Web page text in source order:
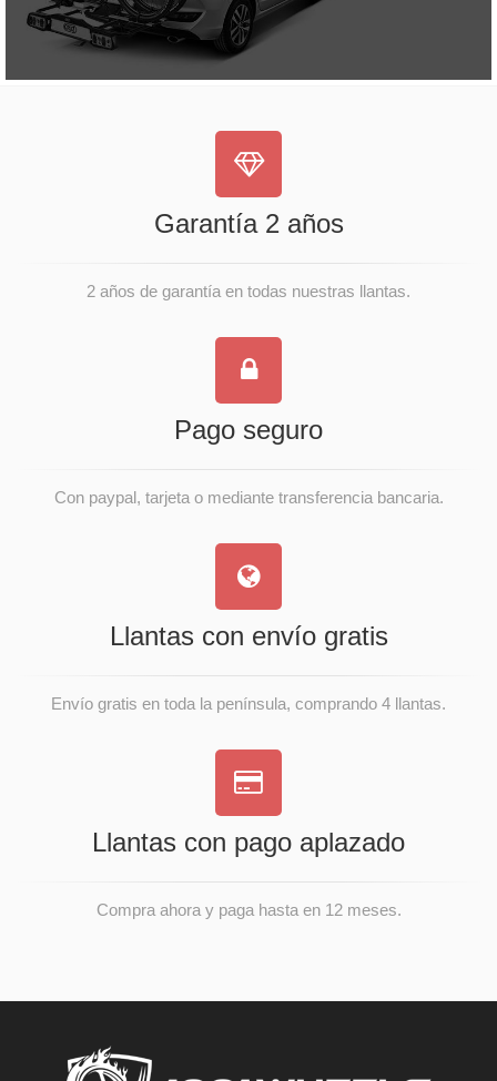
Garantía 2 años
2 años de garantía en todas nuestras llantas.
Pago seguro
Con paypal, tarjeta o mediante transferencia bancaria.
Llantas con envío gratis
Envío gratis en toda la península, comprando 4 llantas.
Llantas con pago aplazado
Compra ahora y paga hasta en 12 meses.